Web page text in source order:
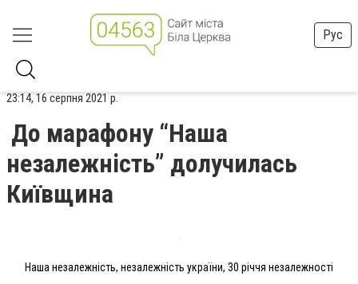
Рус
23:14, 16 серпня 2021 р.
До марафону “Наша
незалежність” долучилась
Київщина
Наша незалежність, незалежність україни, 30 річчя незалежності